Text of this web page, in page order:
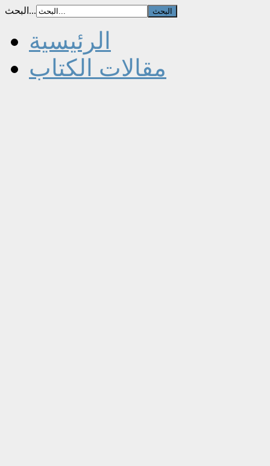
البحث...
الرئيسية
مقالات الكتاب